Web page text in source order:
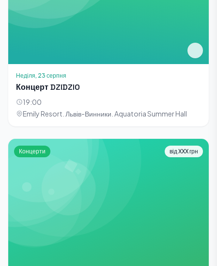
Неділя, 23 серпня
Концерт DZIDZIO
19:00
Emily Resort. Львів-Винники. Aquatoria Summer Hall
Концерти від XXX грн